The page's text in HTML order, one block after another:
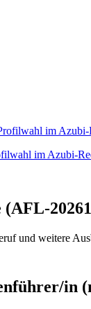
im Azubi-
(AFL-
und weitere
in